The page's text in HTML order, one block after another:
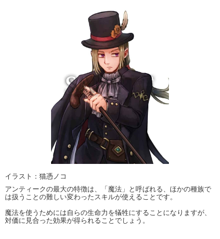
イラスト：猫憑ノコ
アンティークの最大の特徴は、「魔法」と呼ばれる、ほかの種族で
は扱うことの難しい変わったスキルが使えることです。
魔法を使うためには自らの生命力を犠牲にすることになりますが、
対価に見合った効果が得られることでしょう。